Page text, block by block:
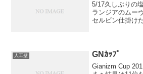
5/17久しぶりの
ランジアのムー
セルビン仕掛け
人工壁 GNｶｯﾌﾟ
Gianizm Cup